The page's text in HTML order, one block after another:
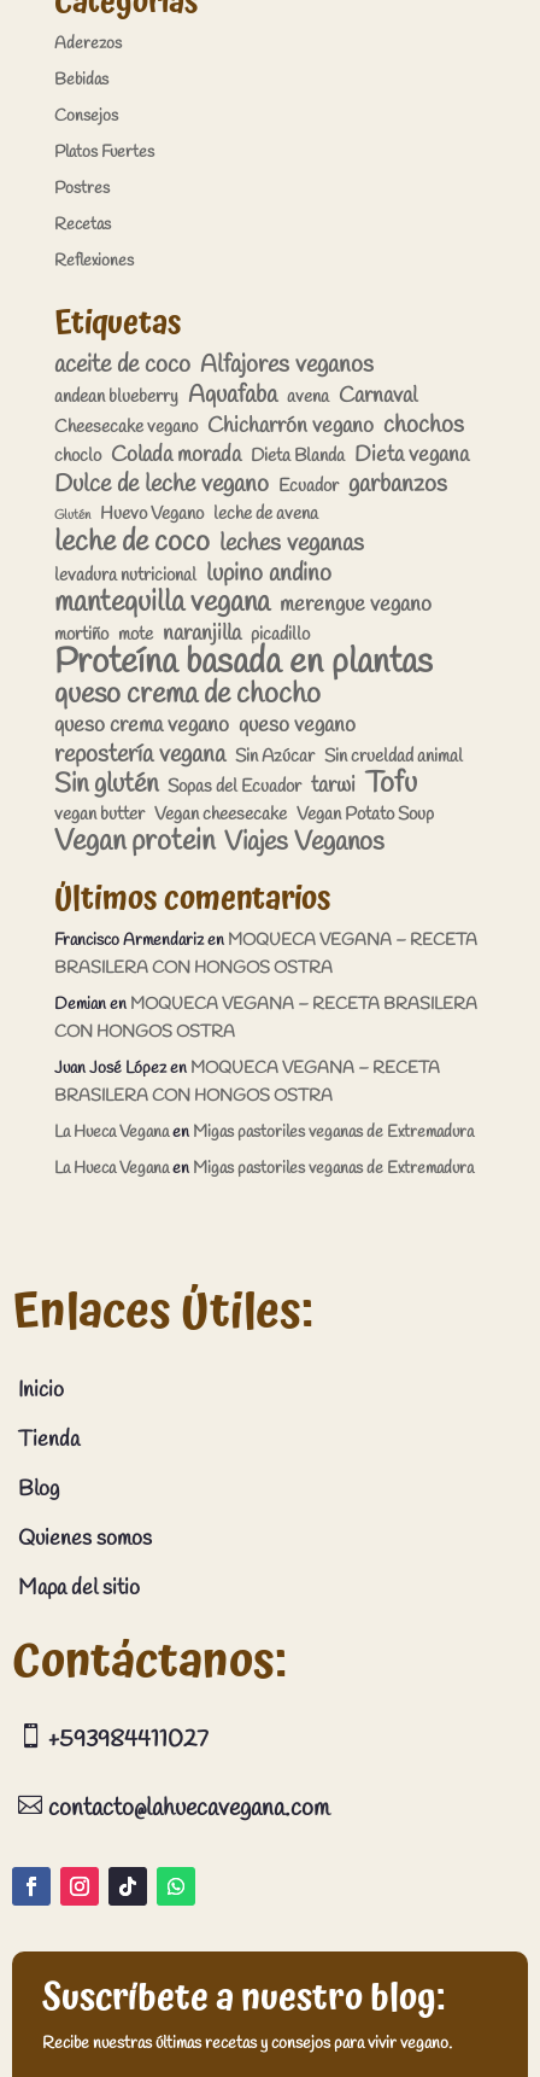
Aderezos
Bebidas
Consejos
Platos Fuertes
Postres
Recetas
Reflexiones
Etiquetas
aceite de coco Alfajores veganos
andean blueberry Aquafaba avena Carnaval
Cheesecake vegano Chicharrón vegano chochos
choclo Colada morada Dieta Blanda Dieta vegana
Dulce de leche vegano Ecuador garbanzos
Glutén Huevo Vegano leche de avena
leche de coco leches veganas
levadura nutricional lupino andino
mantequilla vegana merengue vegano
mortiño mote naranjilla picadillo
Proteína basada en plantas
queso crema de chocho
queso crema vegano queso vegano
repostería vegana Sin Azúcar Sin crueldad animal
Sin glutén Sopas del Ecuador tarwi Tofu
vegan butter Vegan cheesecake Vegan Potato Soup
Vegan protein Viajes Veganos
Últimos comentarios
Francisco Armendarizen MOQUECA VEGANA – RECETA
BRASILERA CON HONGOS OSTRA
Demianen MOQUECA VEGANA – RECETA BRASILERA
CON HONGOS OSTRA
Juan José Lópezen MOQUECA VEGANA – RECETA
BRASILERA CON HONGOS OSTRA
La Hueca Veganaen Migas pastoriles veganas de Extremadura
La Hueca Veganaen Migas pastoriles veganas de Extremadura
Enlaces Útiles:
Inicio
Tienda
Blog
Quienes somos
Mapa del sitio
Contáctanos:
 +593984411027
 contacto@lahuecavegana.com
Suscríbete a nuestro blog:
Recibe nuestras últimas recetas y consejos para vivir vegano.